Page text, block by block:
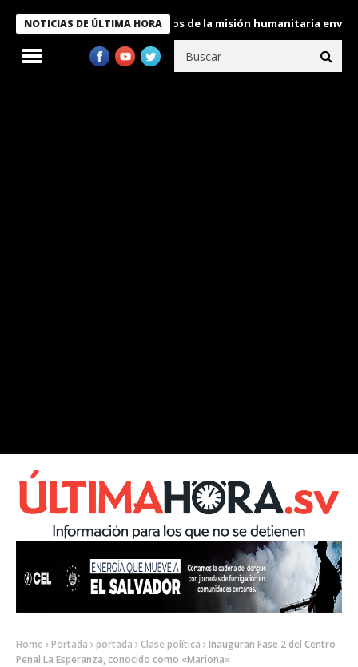
NOTICIAS DE ÚLTIMA HORA
condecora a miembros de la misión humanitaria enviada a
Home Portada portada Clase política
Inauguran Fase 2 del Centro
Penal La Esperanza, conocido como «Mariona»